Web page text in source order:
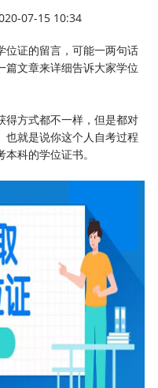
07-15 10:34
证的留言，可能一两句话
篇文章来详细告诉大家学位
方式都不一样，但是都对
也就是说你这个人自考过程
科的学位证书。